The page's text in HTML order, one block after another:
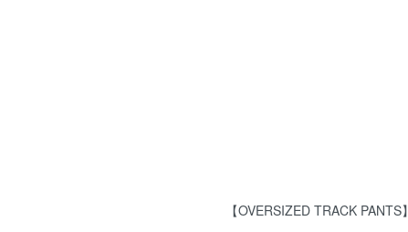
【OVERSIZED TRACK PANTS】